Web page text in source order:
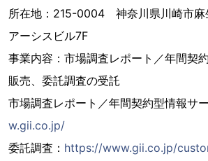
所在地：215-0004 神奈川県川崎市
アーシスビル7F
事業内容：市場調査レポート／年間契
販売、委託調査の受託
市場調査レポート／年間契約型情報サ
w.gii.co.jp/
委託調査： https://www.gii.co.jp/